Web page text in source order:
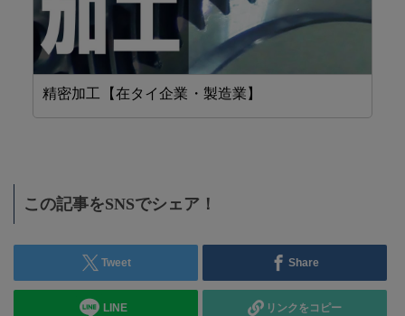
精密加工【在タイ企業・製造業】
この記事をSNSでシェア！
Tweet Share
LINE リンクをコピー